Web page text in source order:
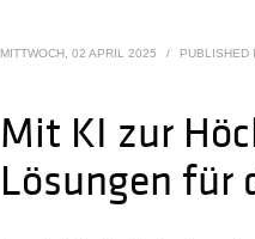
MITTWOCH, 02 APRIL 2025 / PUBLISHED
Mit KI zur
Lösungen